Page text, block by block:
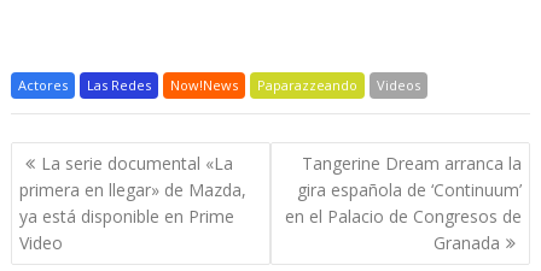
Actores Las Redes Now!News Paparazzeando Videos
Navegación
de
entradas
La serie documental «La
primera en llegar» de Mazda,
ya está disponible en Prime
Video
Tangerine Dream arranca la
gira española de ‘Continuum’
en el Palacio de Congresos de
Granada